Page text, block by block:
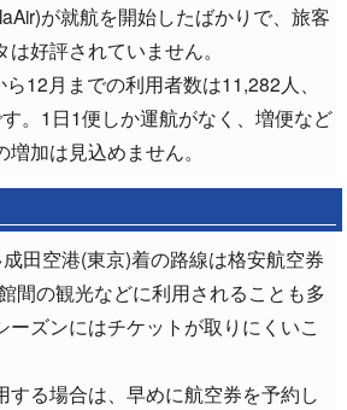
が就航を開始したばかりで、旅客
好評されていません。
12月までの利用者数は11,282人、
。1日1便しか運航がなく、増便など
加は見込めません。
田空港(東京)着の路線は格安航空券
間の観光などに利用されることも多
ーズンにはチケットが取りにくいこ
する場合は、早めに航空券を予約し